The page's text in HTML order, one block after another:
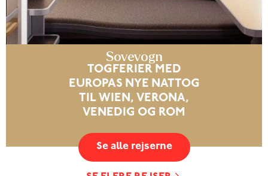
Sovevogn
TOGFERIER MED
EUROPAS NYE NATTOG
TIL WIEN, VERONA,
VENEDIG OG ROM
Se alle rejserne